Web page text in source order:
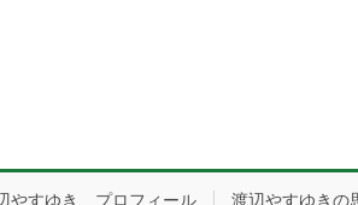
やすゆき プロフィール 渡辺やすゆきの